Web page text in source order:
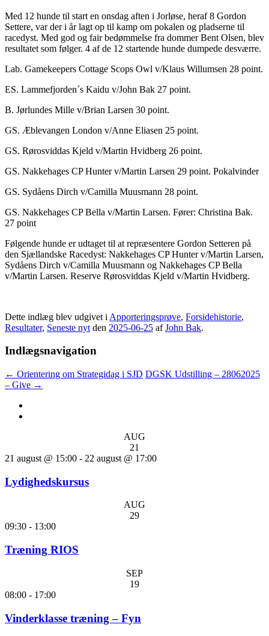
Med 12 hunde til start en onsdag aften i Jorløse, heraf 8 Gordon
Settere, var der i år lagt op til kamp om pokalen og pladserne til
racedyst. Med god og fair bedømmelse fra dommer Bent Olsen, blev
resultatet som følger. 4 af de 12 startende hunde dumpede desværre.
Lab. Gamekeepers Cottage Scops Owl v/Klaus Willumsen 28 point.
ES. Lammefjorden´s Kaidu v/John Bak 27 point.
B. Jørlundes Mille v/Brian Larsen 30 point.
GS. Æblevangen London v/Anne Eliasen 25 point.
GS. Rørosviddas Kjeld v/Martin Hvidberg 26 point.
GS. Nakkehages CP Hunter v/Martin Larsen 29 point. Pokalvinder
GS. Sydåens Dirch v/Camilla Muusmann 28 point.
GS. Nakkehages CP Bella v/Martin Larsen. Fører: Christina Bak.
27 point
Følgende hunde er udtaget til at repræsentere Gordon Setteren på
den Sjællandske Racedyst: Nakkehages CP Hunter v/Martin Larsen,
Sydåens Dirch v/Camilla Muusmann og Nakkehages CP Bella
v/Martin Larsen. Reserve Rørosviddas Kjeld v/Martin Hvidberg.
Dette indlæg blev udgivet i Apporteringsprøve, Forsidehistorie,
Resultater, Seneste nyt den 2025-06-25 afJohn Bak.
Indlægsnavigation
← Orientering om Strategidag i SJD DGSK Udstilling – 28062025
– Give →
AUG
21
21 august @ 15:00 - 22 august @ 17:00
Lydighedskursus
AUG
29
09:30 - 13:00
Træning RIOS
SEP
19
08:00 - 17:00
Vinderklasse træning – Fyn